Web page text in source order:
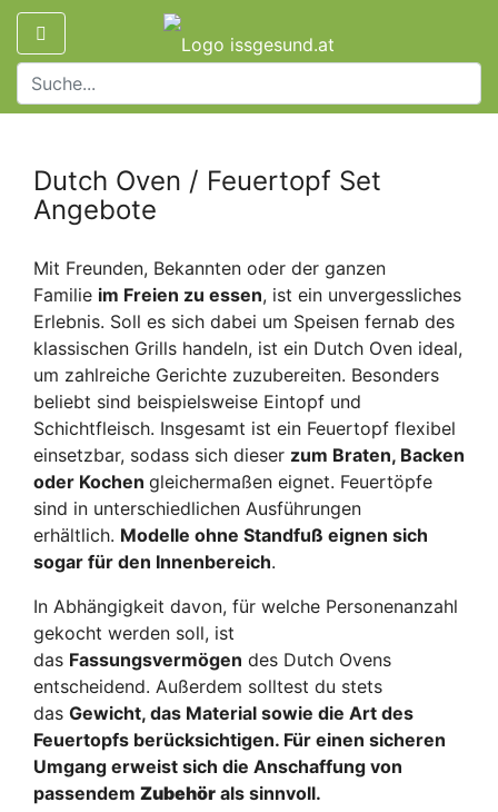
Dutch Oven / Feuertopf Set
Angebote
Mit Freunden, Bekannten oder der ganzen
Familie im Freien zu essen, ist ein unvergessliches
Erlebnis. Soll es sich dabei um Speisen fernab des
klassischen Grills handeln, ist ein Dutch Oven ideal,
um zahlreiche Gerichte zuzubereiten. Besonders
beliebt sind beispielsweise Eintopf und
Schichtfleisch. Insgesamt ist ein Feuertopf flexibel
einsetzbar, sodass sich dieser zum Braten, Backen
oder Kochen gleichermaßen eignet. Feuertöpfe
sind in unterschiedlichen Ausführungen
erhältlich. Modelle ohne Standfuß eignen sich
sogar für den Innenbereich.
In Abhängigkeit davon, für welche Personenanzahl
gekocht werden soll, ist
das Fassungsvermögen des Dutch Ovens
entscheidend. Außerdem solltest du stets
das Gewicht, das Material sowie die Art des
Feuertopfs berücksichtigen. Für einen sicheren
Umgang erweist sich die Anschaffung von
passendem Zubehör als sinnvoll.